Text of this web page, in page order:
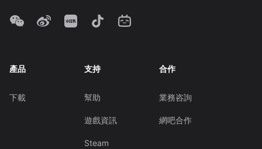
產品
下載
支持
幫助
遊戲資訊
Steam
合作
業務咨詢
網吧合作